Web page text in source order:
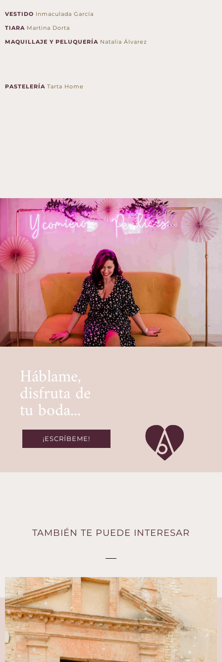
VESTIDO Inmaculada García
TIARA Martina Dorta
MAQUILLAJE Y PELUQUERÍA Natalia Álvarez
PASTELERÍA Tarta Home
Háblame,
disfruta de
tu boda...
¡ESCRÍBEME!
TAMBIÉN TE PUEDE INTERESAR